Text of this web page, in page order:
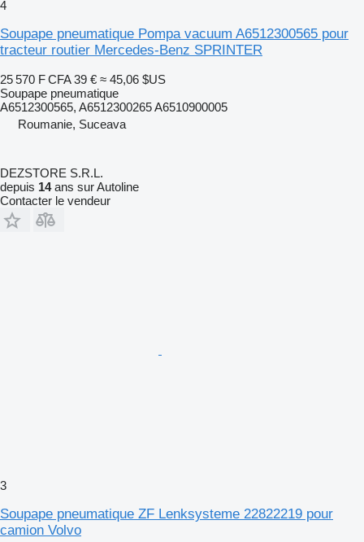
4
Soupape pneumatique Pompa vacuum A6512300565 pour
tracteur routier Mercedes-Benz SPRINTER
25 570 F CFA 39 € ≈ 45,06 $US
Soupape pneumatique
A6512300565, A6512300265 A6510900005
Roumanie, Suceava
DEZSTORE S.R.L.
depuis 14ans sur Autoline
Contacter le vendeur
3
Soupape pneumatique ZF Lenksysteme 22822219 pour
camion Volvo